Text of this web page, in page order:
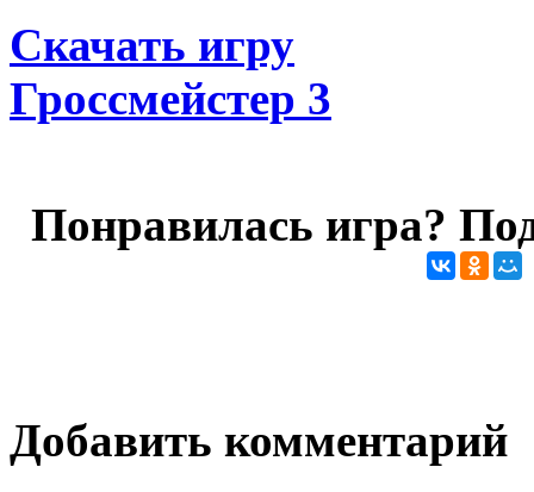
Скачать игру
Гроссмейстер 3
Понравилась игра?
Добавить комментарий